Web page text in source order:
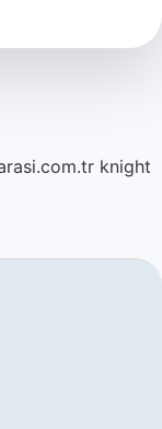
knight